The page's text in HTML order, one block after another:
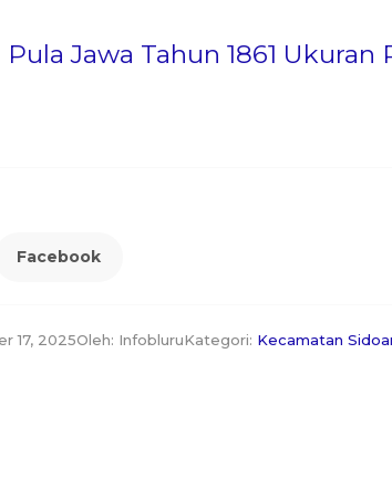
Jawa Tahun 1861 Ukuran
Facebook
17, 2025Oleh: InfobluruKategori: Kecamatan